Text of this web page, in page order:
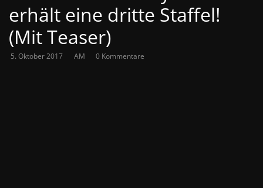
erhält eine dritte Staffel!
(Mit Teaser)
5. Oktober 2017 AM 0 Kommentare